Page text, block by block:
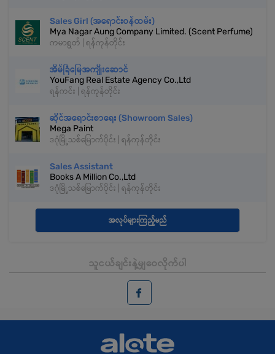
Sales Girl (အရောင်းဝန်ထမ်း)
Mya Nagar Aung Company Limited. (Scent Perfume)
ကမာရွတ် | ရန်ကုန်တိုင်း
အိမ်ခြံမြေအကျိုးဆောင်
YouFang Real Estate Agency Co.,Ltd
ရန်ကင်း | ရန်ကုန်တိုင်း
ဆိုင်အရောင်းစာရေး (Showroom Sales)
Mega Paint
ဒဂုံမြို့သစ်မြောက်ပိုင်း | ရန်ကုန်တိုင်း
Sales Assistant
Books A Million Co.,Ltd
ဒဂုံမြို့သစ်မြောက်ပိုင်း | ရန်ကုန်တိုင်း
အလုပ်များကြည့်မည်
သူငယ်ချင်းနဲ့မျှဝေလိုက်ပါ